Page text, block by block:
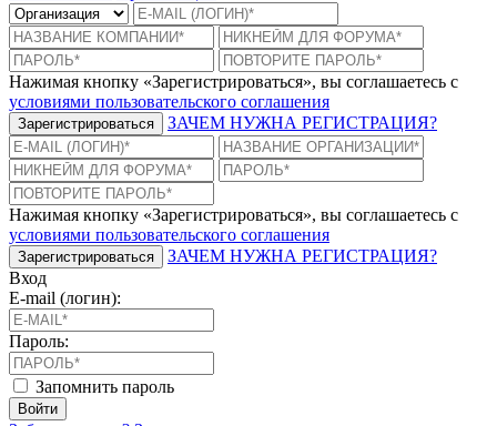
Нажимая кнопку «Зарегистрироваться», вы соглашаетесь с
условиями пользовательского соглашения
Зарегистрироваться ЗАЧЕМ НУЖНА РЕГИСТРАЦИЯ?
Нажимая кнопку «Зарегистрироваться», вы соглашаетесь с
условиями пользовательского соглашения
Зарегистрироваться
ЗАЧЕМ НУЖНА РЕГИСТРАЦИЯ?
Вход
E-mail (логин):
Пароль:
Запомнить пароль
Войти